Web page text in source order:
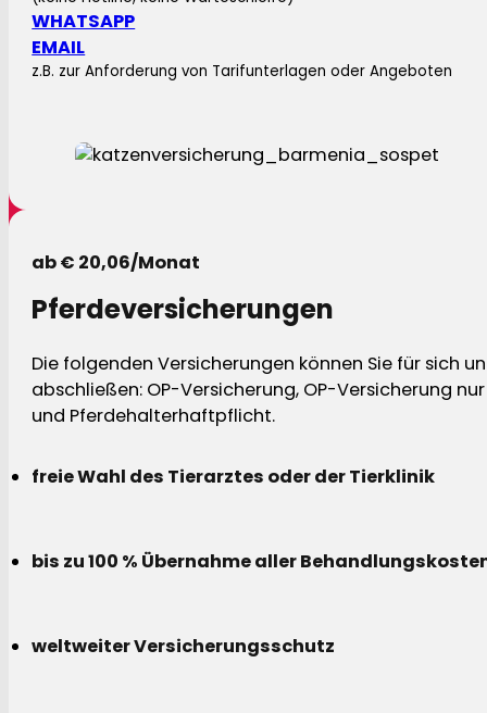
WHATSAPP
EMAIL
z.B. zur Anforderung von Tarifunterlagen oder Angeboten
ab € 20,06/Monat
Pferdeversicherungen
Die folgenden Versicherungen können Sie für sich
abschließen: OP-Versicherung, OP-Versicherung
und Pferdehalterhaftpflicht.
freie Wahl des Tierarztes oder der Tierklinik
bis zu 100 % Übernahme aller
weltweiter Versicherungsschutz